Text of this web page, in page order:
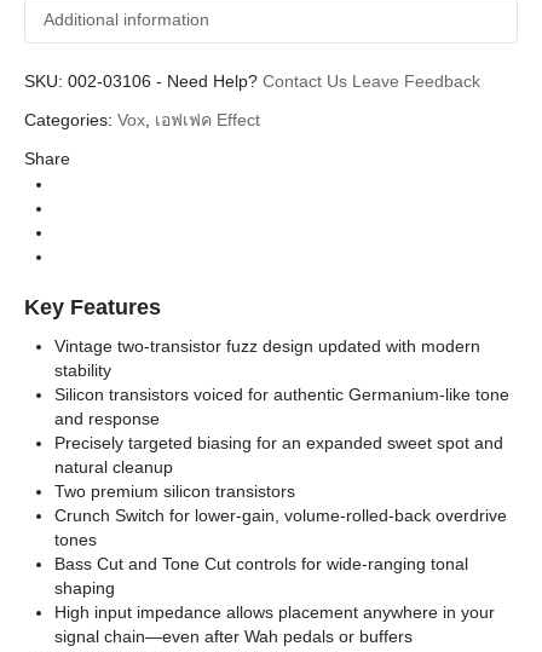
Additional information
Additional information
Brands Vox
SKU: 002-03106 - Need Help? Contact Us Leave Feedback
Categories: Vox, เอฟเฟค Effect
Share
Key Features
Vintage two-transistor fuzz design updated with modern
stability
Silicon transistors voiced for authentic Germanium-like tone
and response
Precisely targeted biasing for an expanded sweet spot and
natural cleanup
Two premium silicon transistors
Crunch Switch for lower-gain, volume-rolled-back overdrive
tones
Bass Cut and Tone Cut controls for wide-ranging tonal
shaping
High input impedance allows placement anywhere in your
signal chain—even after Wah pedals or buffers